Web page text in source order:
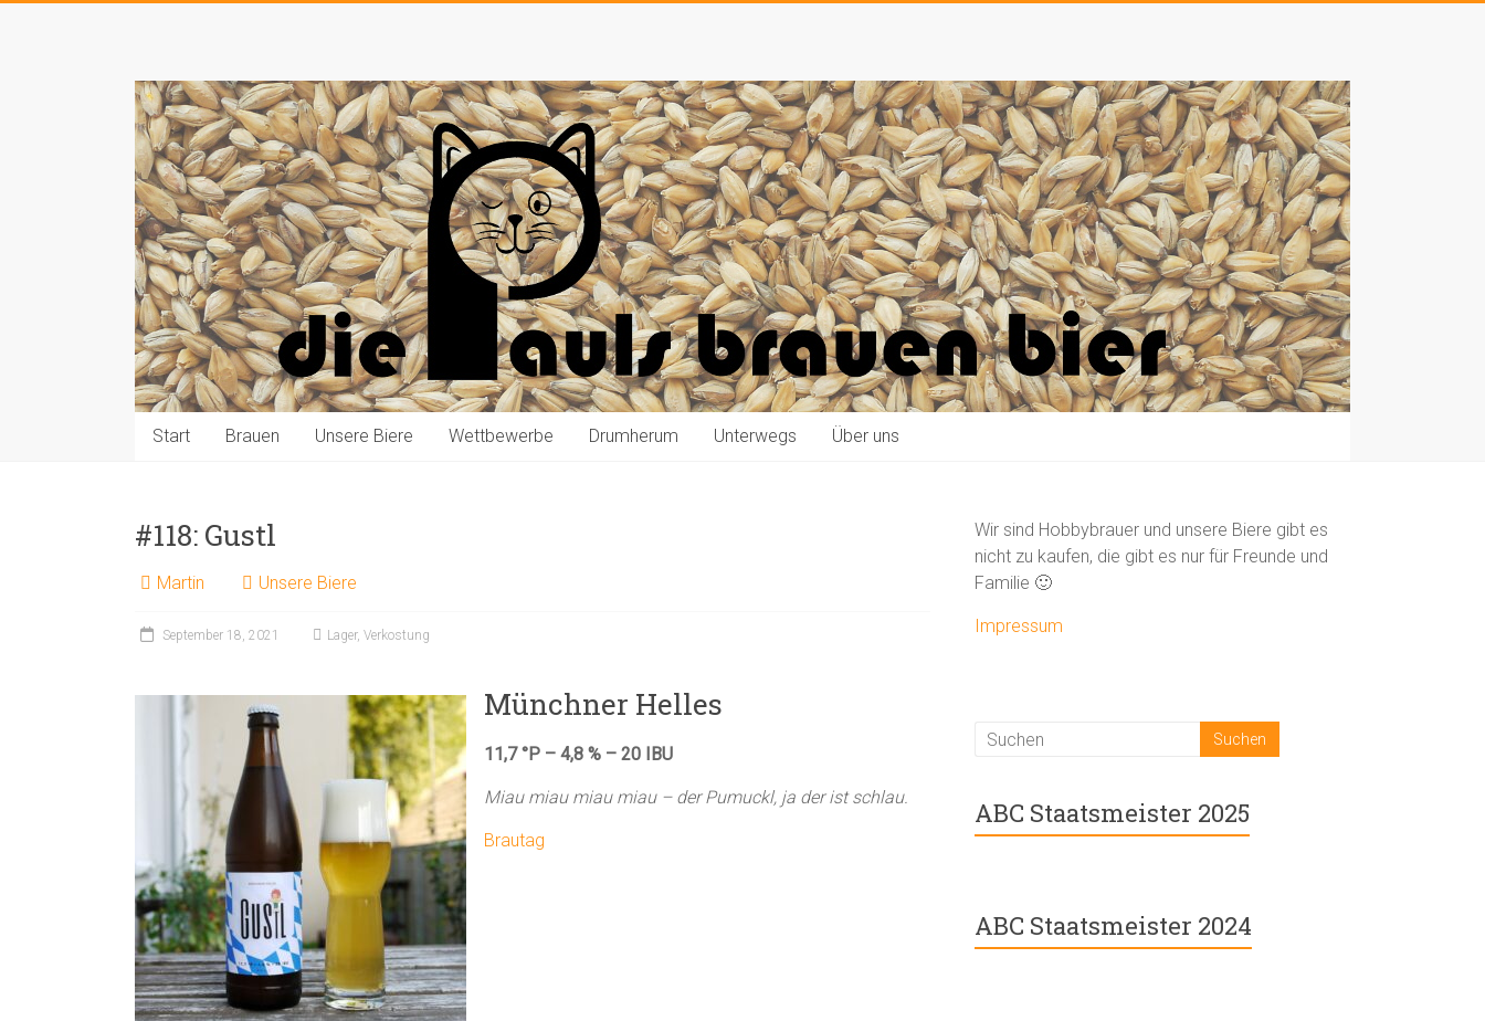
Die
Pauls
brauen
Bier
Start Brauen Unsere Biere Wettbewerbe Drumherum Unterwegs Über uns
#118: Gustl
Martin Unsere Biere
September 18, 2021 Lager, Verkostung
Münchner Helles
11,7 °P – 4,8 % – 20 IBU
Miau miau miau miau – der Pumuckl, ja der ist schlau.
Brautag
Wir sind Hobbybrauer und unsere Biere gibt es
nicht zu kaufen, die gibt es nur für Freunde und
Familie 🙂
Impressum
ABC Staatsmeister 2025
ABC Staatsmeister 2024